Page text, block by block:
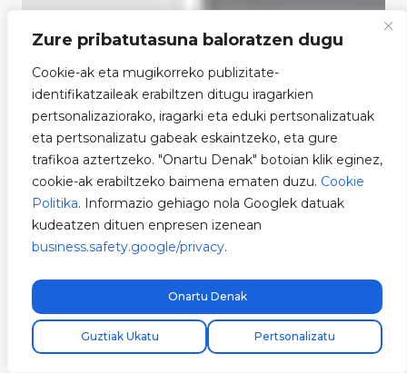
Zure pribatutasuna baloratzen dugu
Cookie-ak eta mugikorreko publizitate-
identifikatzaileak erabiltzen ditugu iragarkien
pertsonalizaziorako, iragarki eta eduki pertsonalizatuak
eta pertsonalizatu gabeak eskaintzeko, eta gure
trafikoa aztertzeko. "Onartu Denak" botoian klik eginez,
cookie-ak erabiltzeko baimena ematen duzu. Cookie
Politika. Informazio gehiago nola Googlek datuak
kudeatzen dituen enpresen izenean
business.safety.google/privacy.
Pertsonalizatu
Guztiak Ukatu
Onartu Denak